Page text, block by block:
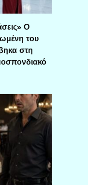
Ο
του
στη